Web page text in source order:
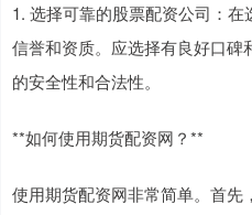
1. 选择可靠的股票配资公司：
信誉和资质。应选择有良好口碑
的安全性和合法性。
**如何使用期货配资网？**
使用期货配资网非常简单。首先